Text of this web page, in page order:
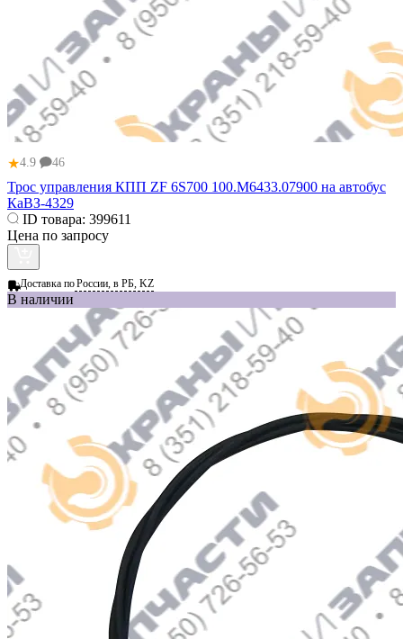
★4.9 46
Трос управления КПП ZF 6S700 100.М6433.07900 на автобус
КаВЗ-4329
ID товара: 399611
Цена по запросу
Доставка поРоссии, в РБ, KZ
В наличии